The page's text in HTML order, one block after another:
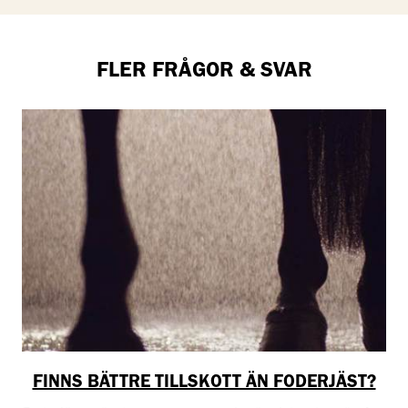
FLER FRÅGOR & SVAR
FINNS BÄTTRE TILLSKOTT ÄN FODERJÄST?